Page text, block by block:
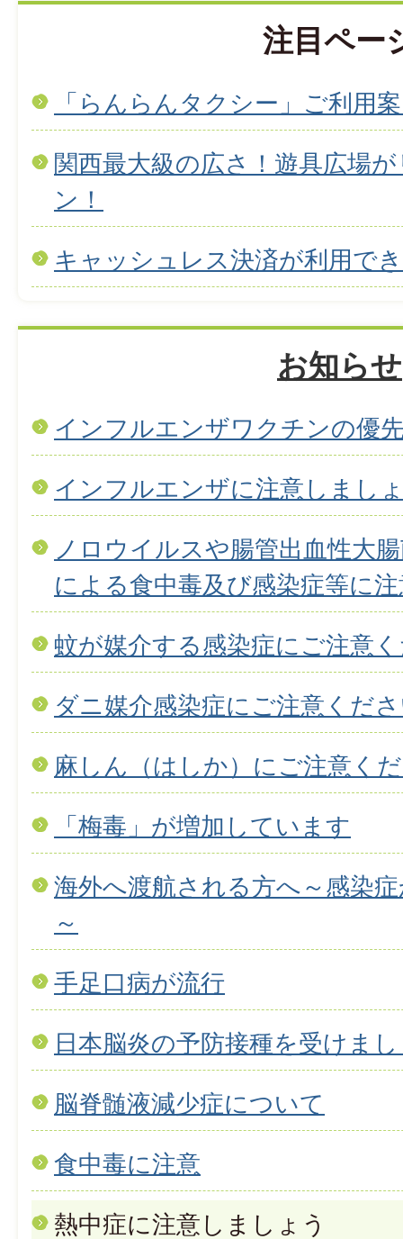
注目ペー
「らんらんタクシー」ご利用
関西最大級の広さ！遊具広場
ン！
キャッシュレス決済が利用で
お知らせ
インフルエンザワクチンの優
インフルエンザに注意しまし
ノロウイルスや腸管出血性大
による食中毒及び感染症等に
蚊が媒介する感染症にご注意
ダニ媒介感染症にご注意くだ
麻しん（はしか）にご注意く
「梅毒」が増加しています
海外へ渡航される方へ～感染
～
手足口病が流行
日本脳炎の予防接種を受けま
脳脊髄液減少症について
食中毒に注意
熱中症に注意しましょう